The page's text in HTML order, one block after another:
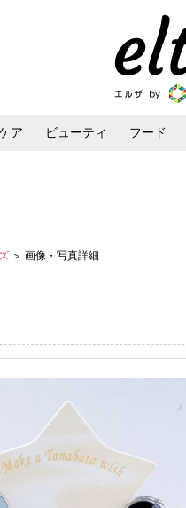
ア ビューティ フード
＞ 画像・写真詳細